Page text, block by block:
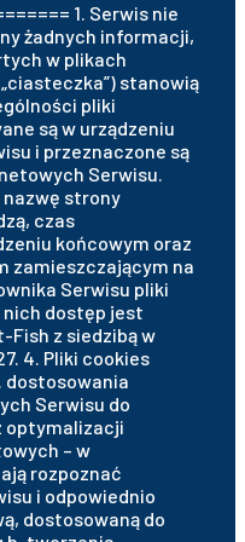
1. Serwis nie
żadnych informacji,
w plikach
stanowią
pliki
są w urządzeniu
i przeznaczone są
Serwisu.
nazwę strony
czas
końcowym oraz
zamieszczającym na
Serwisu pliki
nich dostęp jest
z siedzibą w
4. Pliki cookies
dostosowania
Serwisu do
optymalizacji
– w
rozpoznać
i odpowiednio
dostosowaną do